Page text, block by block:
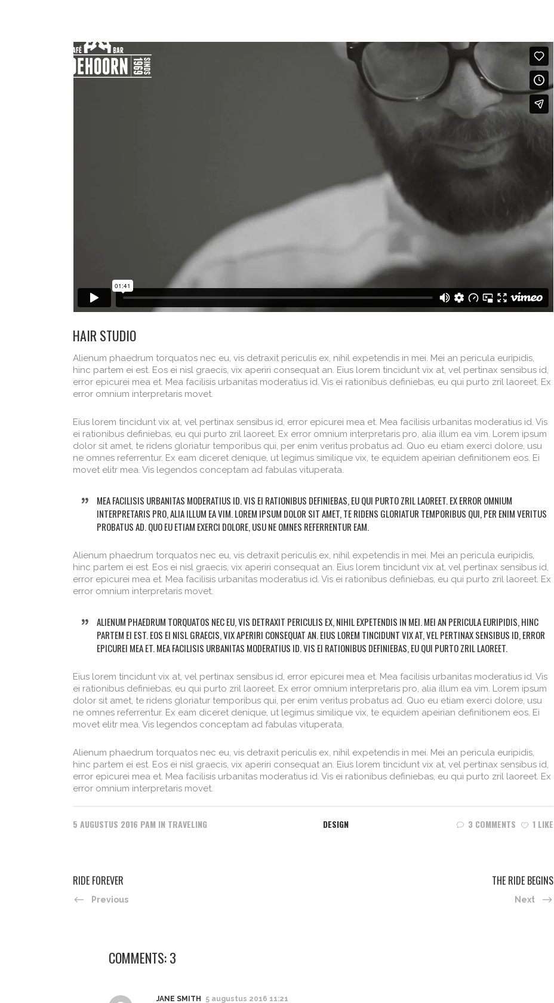
HAIR STUDIO
Alienum phaedrum torquatos nec eu, vis detraxit periculis ex, nihil expetendis in mei. Mei an pericula euripidis,
hinc partem ei est. Eos ei nisl graecis, vix aperiri consequat an. Eius lorem tincidunt vix at, vel pertinax sensibus id,
error epicurei mea et. Mea facilisis urbanitas moderatius id. Vis ei rationibus definiebas, eu qui purto zril laoreet. Ex
error omnium interpretaris movet.
Eius lorem tincidunt vix at, vel pertinax sensibus id, error epicurei mea et. Mea facilisis urbanitas moderatius id. Vis
ei rationibus definiebas, eu qui purto zril laoreet. Ex error omnium interpretaris pro, alia illum ea vim. Lorem ipsum
dolor sit amet, te ridens gloriatur temporibus qui, per enim veritus probatus ad. Quo eu etiam exerci dolore, usu
ne omnes referrentur. Ex eam diceret denique, ut legimus similique vix, te equidem apeirian definitionem eos. Ei
movet elitr mea. Vis legendos conceptam ad fabulas vituperata.
MEA FACILISIS URBANITAS MODERATIUS ID. VIS EI RATIONIBUS DEFINIEBAS, EU QUI PURTO ZRIL LAOREET. EX ERROR OMNIUM
INTERPRETARIS PRO, ALIA ILLUM EA VIM. LOREM IPSUM DOLOR SIT AMET, TE RIDENS GLORIATUR TEMPORIBUS QUI, PER ENIM VERITUS
PROBATUS AD. QUO EU ETIAM EXERCI DOLORE, USU NE OMNES REFERRENTUR EAM.
Alienum phaedrum torquatos nec eu, vis detraxit periculis ex, nihil expetendis in mei. Mei an pericula euripidis,
hinc partem ei est. Eos ei nisl graecis, vix aperiri consequat an. Eius lorem tincidunt vix at, vel pertinax sensibus id,
error epicurei mea et. Mea facilisis urbanitas moderatius id. Vis ei rationibus definiebas, eu qui purto zril laoreet. Ex
error omnium interpretaris movet.
ALIENUM PHAEDRUM TORQUATOS NEC EU, VIS DETRAXIT PERICULIS EX, NIHIL EXPETENDIS IN MEI. MEI AN PERICULA EURIPIDIS, HINC
PARTEM EI EST. EOS EI NISL GRAECIS, VIX APERIRI CONSEQUAT AN. EIUS LOREM TINCIDUNT VIX AT, VEL PERTINAX SENSIBUS ID, ERROR
EPICUREI MEA ET. MEA FACILISIS URBANITAS MODERATIUS ID. VIS EI RATIONIBUS DEFINIEBAS, EU QUI PURTO ZRIL LAOREET.
Eius lorem tincidunt vix at, vel pertinax sensibus id, error epicurei mea et. Mea facilisis urbanitas moderatius id. Vis
ei rationibus definiebas, eu qui purto zril laoreet. Ex error omnium interpretaris pro, alia illum ea vim. Lorem ipsum
dolor sit amet, te ridens gloriatur temporibus qui, per enim veritus probatus ad. Quo eu etiam exerci dolore, usu
ne omnes referrentur. Ex eam diceret denique, ut legimus similique vix, te equidem apeirian definitionem eos. Ei
movet elitr mea. Vis legendos conceptam ad fabulas vituperata.
Alienum phaedrum torquatos nec eu, vis detraxit periculis ex, nihil expetendis in mei. Mei an pericula euripidis,
hinc partem ei est. Eos ei nisl graecis, vix aperiri consequat an. Eius lorem tincidunt vix at, vel pertinax sensibus id,
error epicurei mea et. Mea facilisis urbanitas moderatius id. Vis ei rationibus definiebas, eu qui purto zril laoreet. Ex
error omnium interpretaris movet.
5 AUGUSTUS 2016 PAM IN TRAVELING DESIGN 3 COMMENTS 1 LIKE
RIDE FOREVER
Previous
THE RIDE BEGINS
Next
COMMENTS: 3
JANE SMITH 5 augustus 2016 11:21